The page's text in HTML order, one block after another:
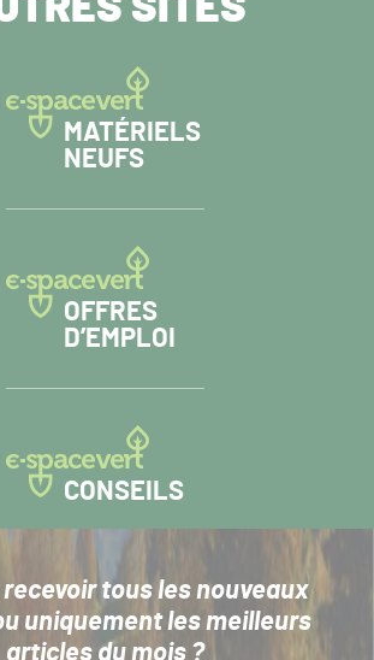
MATÉRIELS
NEUFS
OFFRES
D’EMPLOI
CONSEILS
recevoir tous les nouveaux
uniquement les meilleurs
articles du mois ?